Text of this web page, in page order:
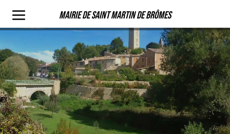
Mairie de Saint Martin de Brômes